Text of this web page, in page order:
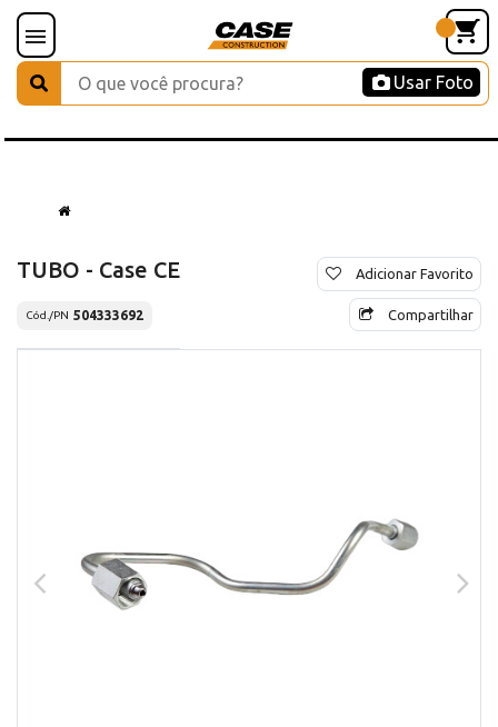
Usar Foto
TUBO - Case CE
Cód./PN 504333692
Adicionar Favorito
Compartilhar